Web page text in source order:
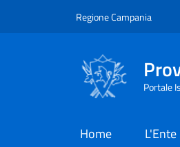
Regione Campania
Portale
Home L'Ente